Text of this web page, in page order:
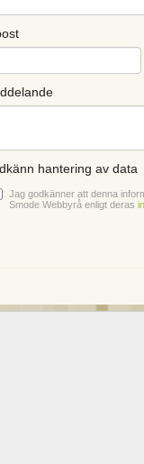
hantering av data
Jag godkänner att denna
Smode Webbyrå enligt deras